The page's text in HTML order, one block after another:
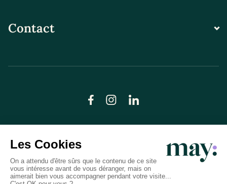
Contact
© LN CARE 2026
Politique de confidentialité